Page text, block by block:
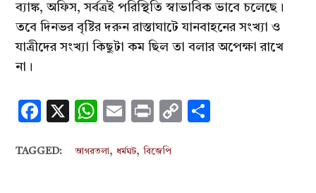
ব্যাঙ্ক, অফিস, সর্বত্রই পরিস্থিতি স্বাভাবিক ভাবে চলেছে।
তবে দিনভর বৃষ্টির দরুন রাস্তাঘাটে যানবাহনের সংখ্যা ও
যাত্রীদের সংখ্যা কিছুটা কম ছিল তা বলার অপেক্ষা রাখে
না।
Facebook
X WhatsApp
EmailPrintCopy
TAGGED: আগরতলা ,ধর্মঘট,বিজেপি